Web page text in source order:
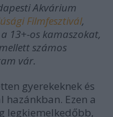
Akvárium
Filmfesztivál,
13+-os kamaszokat,
számos
vár.
gyerekeknek és
Ezen a
legkiemelkedőbb,